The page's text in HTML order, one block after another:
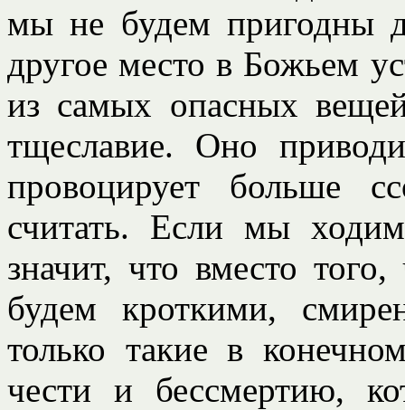
мы не будем пригодны
другое место в Божьем
из самых опасных
тщеславие. Оно
провоцирует больше
считать. Если мы
значит, что вместо
будем кроткими,
только такие в
чести и бессмертию,